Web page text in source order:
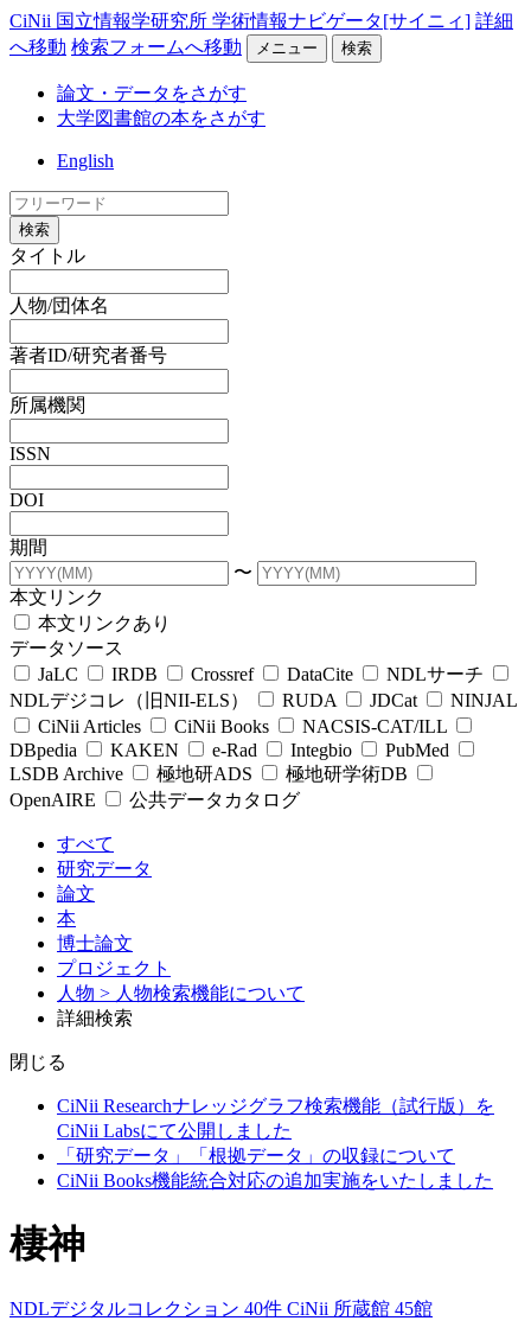
CiNii 国立情報学研究所 学術情報ナビゲータ[サイニィ] 詳細
へ移動 検索フォームへ移動 メニュー 検索
論文・データをさがす
大学図書館の本をさがす
English
検索
タイトル
人物/団体名
著者ID/研究者番号
所属機関
ISSN
DOI
期間
〜
本文リンク
本文リンクあり
データソース
JaLC
IRDB Crossref DataCite
NDLサーチ
NDLデジコレ（旧NII-ELS）
RUDA JDCat
NINJAL
CiNii Articles
CiNii Books
NACSIS-CAT/ILL
DBpedia
KAKEN e-Rad Integbio
PubMed
LSDB Archive
極地研ADS
極地研学術DB
OpenAIRE
公共データカタログ
すべて
研究データ
論文
本
博士論文
プロジェクト
人物 > 人物検索機能について
詳細検索
閉じる
CiNii Researchナレッジグラフ検索機能（試行版）を
CiNii Labsにて公開しました
「研究データ」「根拠データ」の収録について
CiNii Books機能統合対応の追加実施をいたしました
棲神
NDLデジタルコレクション 40件 CiNii 所蔵館 45館